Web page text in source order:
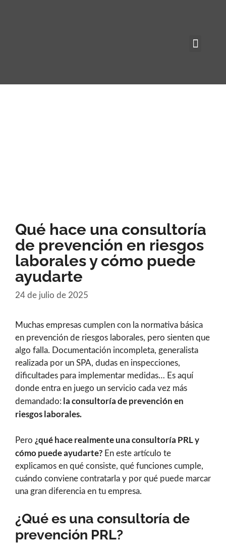
Qué hace una consultoría
de prevención en riesgos
laborales y cómo puede
ayudarte
24 de julio de 2025
Muchas empresas cumplen con la normativa básica
en prevención de riesgos laborales, pero sienten que
algo falla. Documentación incompleta, generalista
realizada por un SPA, dudas en inspecciones,
dificultades para implementar medidas… Es aquí
donde entra en juego un servicio cada vez más
demandado: la consultoría de prevención en
riesgos laborales.
Pero ¿qué hace realmente una consultoría PRL y
cómo puede ayudarte? En este artículo te
explicamos en qué consiste, qué funciones cumple,
cuándo conviene contratarla y por qué puede marcar
una gran diferencia en tu empresa.
¿Qué es una consultoría de
prevención PRL?